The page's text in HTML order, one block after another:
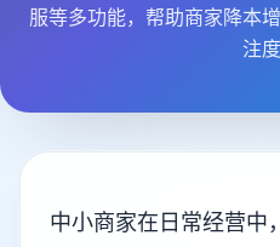
服等多功能，帮助商家降本
注度
中小商家在日常经营中